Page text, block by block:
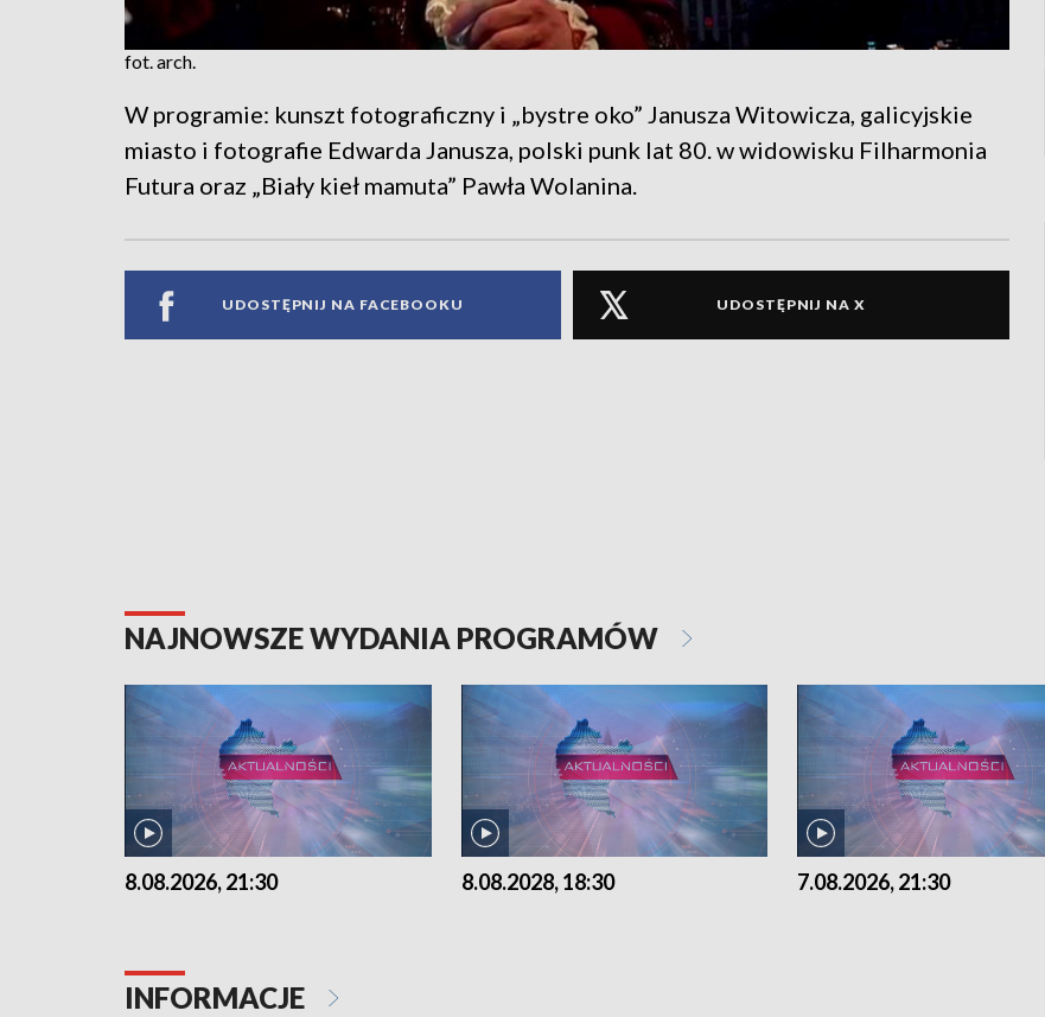
fot. arch.
W programie: kunszt fotograficzny i „bystre oko” Janusza Witowicza, galicyjskie
miasto i fotografie Edwarda Janusza, polski punk lat 80. w widowisku Filharmonia
Futura oraz „Biały kieł mamuta” Pawła Wolanina.
UDOSTĘPNIJ NA FACEBOOKU UDOSTĘPNIJ NA X
NAJNOWSZE WYDANIA PROGRAMÓW
8.08.2026, 21:30 8.08.2028, 18:30 7.08.2026, 21:30
INFORMACJE